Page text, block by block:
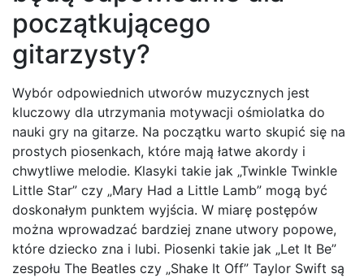
początkującego
gitarzysty?
Wybór odpowiednich utworów muzycznych jest
kluczowy dla utrzymania motywacji ośmiolatka do
nauki gry na gitarze. Na początku warto skupić się na
prostych piosenkach, które mają łatwe akordy i
chwytliwe melodie. Klasyki takie jak „Twinkle Twinkle
Little Star” czy „Mary Had a Little Lamb” mogą być
doskonałym punktem wyjścia. W miarę postępów
można wprowadzać bardziej znane utwory popowe,
które dziecko zna i lubi. Piosenki takie jak „Let It Be”
zespołu The Beatles czy „Shake It Off” Taylor Swift są